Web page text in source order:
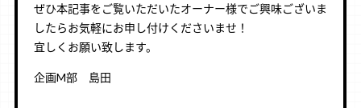
ぜひ本記事をご覧いただいたオーナー様でご興味ございま
したらお気軽にお申し付けくださいませ！
宜しくお願い致します。
企画M部 島田